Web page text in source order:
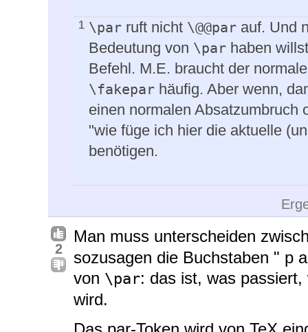
1 \par ruft nicht \@@par auf. Und
Bedeutung von \par haben
Befehl. M.E. braucht der
\fakepar häufig. Aber wenn,
einen normalen Absatzumbruch
"wie füge ich hier die aktuelle
benötigen.
2
Man muss unterscheiden
sozusagen die Buchstaben " p
von \par: das ist, was
wird.